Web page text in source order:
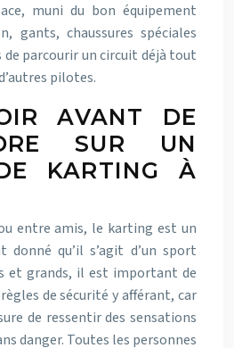
muni du bon équipement
gants, chaussures spéciales
parcourir un circuit déjà tout
pilotes.
AVANT DE
SUR UN
KARTING À
entre amis, le karting est un
qu’il s’agit d’un sport
et grands, il est important de
de sécurité y afférant, car
de ressentir des sensations
danger. Toutes les personnes